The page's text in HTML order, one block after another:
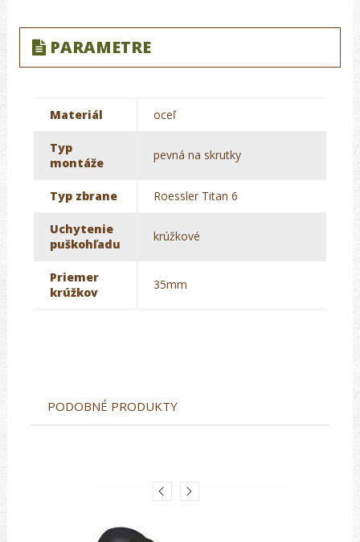
PARAMETRE
Materiál oceľ
Typ
montáže
pevná na skrutky
Typ zbrane Roessler Titan 6
Uchytenie
puškohľadu
krúžkové
Priemer
krúžkov
35mm
PODOBNÉ PRODUKTY